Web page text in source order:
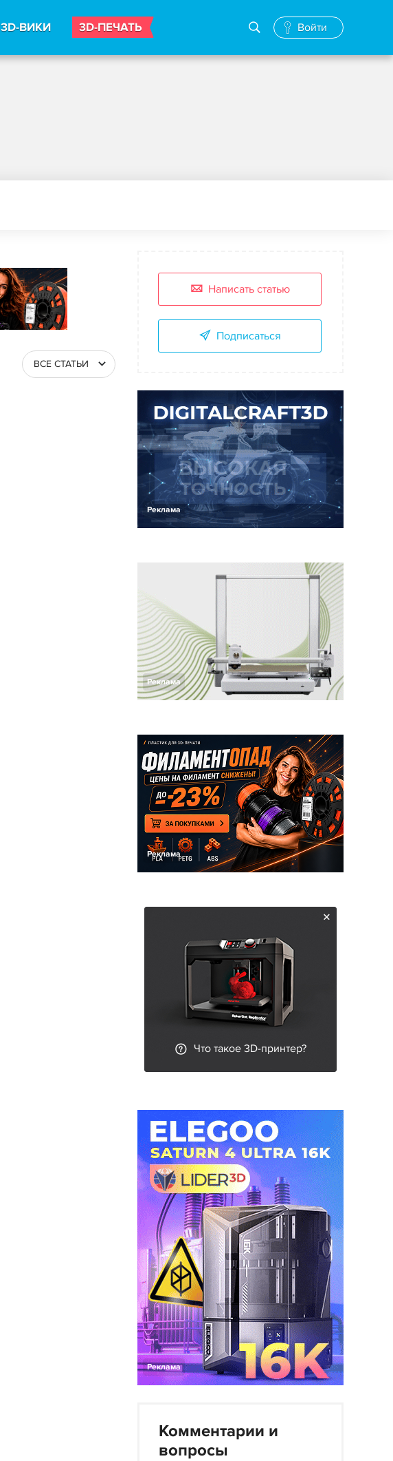
3D-ВИКИ 3D-ПЕЧАТЬ Войти
ВСЕ СТАТЬИ
Написать статью
Подписаться
Реклама
Реклама
Реклама
Что такое 3D-принтер?
Реклама
Комментарии и
вопросы